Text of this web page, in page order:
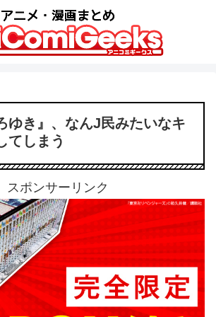
ゆき』、なんJ民みたいなキ
てしまう
スポンサーリンク